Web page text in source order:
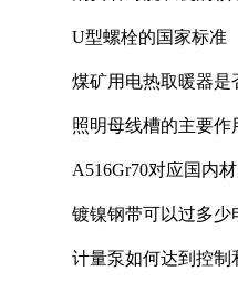
U型螺栓的国家标准
煤矿用电热取暖器是
照明母线槽的主要作
A516Gr70对应国内
镀镍钢带可以过多少
计量泵如何达到控制